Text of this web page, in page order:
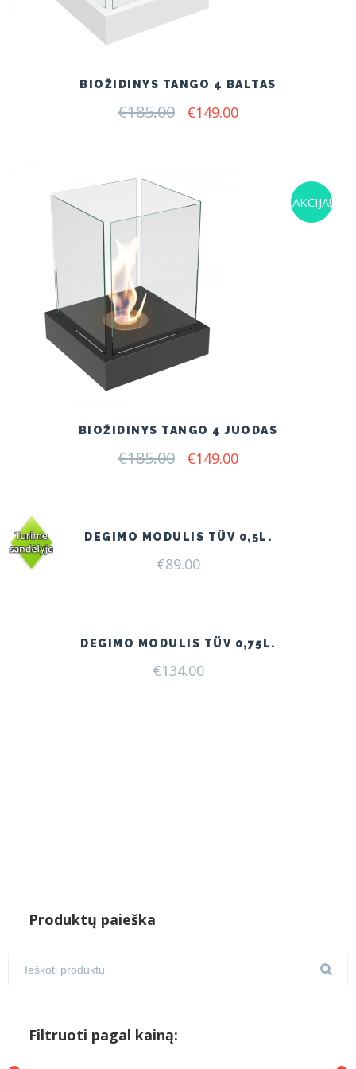
BIOŽIDINYS TANGO 4 BALTAS
€185.00 Original
€149.00Current
AKCIJA!
BIOŽIDINYS TANGO 4 JUODAS
€185.00 Original
€149.00Current
DEGIMO MODULIS TÜV 0,5L.
€89.00
DEGIMO MODULIS TÜV 0,75L.
€134.00
Produktų paieška
Filtruoti pagal kainą: